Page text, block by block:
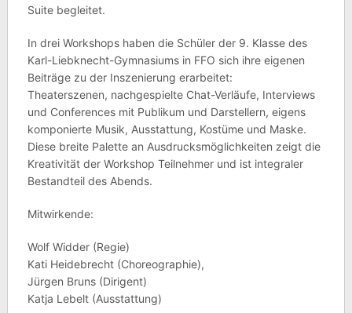
Suite begleitet.
In drei Workshops haben die Schüler der 9. Klasse des
Karl-Liebknecht-Gymnasiums in FFO sich ihre eigenen
Beiträge zu der Inszenierung erarbeitet:
Theaterszenen, nachgespielte Chat-Verläufe, Interviews
und Conferences mit Publikum und Darstellern, eigens
komponierte Musik, Ausstattung, Kostüme und Maske.
Diese breite Palette an Ausdrucksmöglichkeiten zeigt die
Kreativität der Workshop Teilnehmer und ist integraler
Bestandteil des Abends.
Mitwirkende:
Wolf Widder (Regie)
Kati Heidebrecht (Choreographie),
Jürgen Bruns (Dirigent)
Katja Lebelt (Ausstattung)